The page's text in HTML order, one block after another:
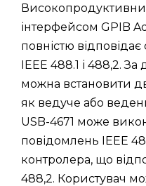
інтерфейсом GPIB
повністю
IEEE 488.1 і 488,2.
можна встановити
як ведуче або
USB-4671 може
повідомлень IEEE
контролера, що
488,2. Користувач